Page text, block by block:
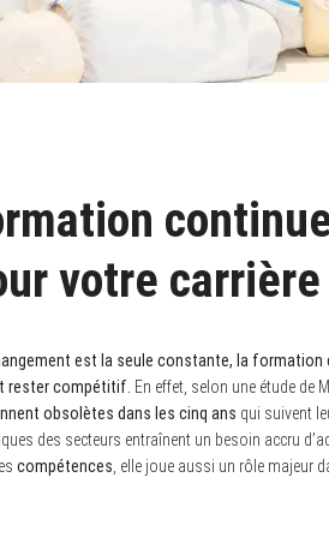
votre carrière
est la seule constante, la
rester compétitif. En effet, selon une étude de
obsolètes dans les cinq ans qui suivent
des secteurs entraînent un besoin accru
compétences , elle joue aussi un rôle majeur